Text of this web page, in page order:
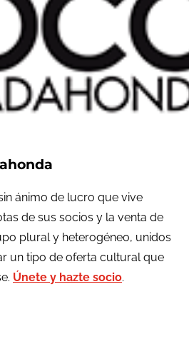
ánimo de lucro que vive
de sus socios y la venta de
plural y heterogéneo, unidos
un tipo de oferta cultural que
Únete y hazte socio.